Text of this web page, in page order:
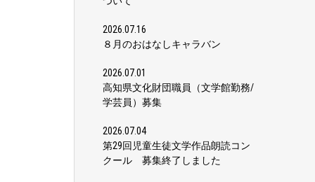
2026.07.16
８月のおはなしキャラバン
2026.07.01
高知県文化財団職員（文学館勤務/
学芸員）募集
2026.07.04
第29回児童生徒文学作品朗読コン
クール 募集終了しました